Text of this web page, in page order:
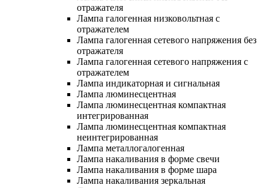
отражателя
Лампа галогенная низковольтная с
отражателем
Лампа галогенная сетевого напряжения без
отражателя
Лампа галогенная сетевого напряжения с
отражателем
Лампа индикаторная и сигнальная
Лампа люминесцентная
Лампа люминесцентная компактная
интегрированная
Лампа люминесцентная компактная
неинтегрированная
Лампа металлогалогенная
Лампа накаливания в форме свечи
Лампа накаливания в форме шара
Лампа накаливания зеркальная